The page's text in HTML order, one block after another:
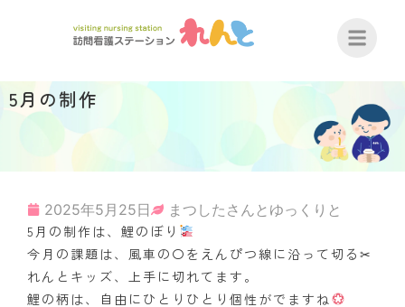
5月の制作
2025年5月25日
まつしたさんとゆっくりと
5月の制作は、鯉のぼり
今月の課題は、風車の〇をえんぴつ線に沿って切る✂
れんとキッズ、上手に切れてます。
鯉の柄は、自由にひとりひとり個性がでますね